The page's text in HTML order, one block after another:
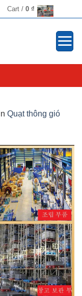
Cart / 0 ₫
Quạt thông gió